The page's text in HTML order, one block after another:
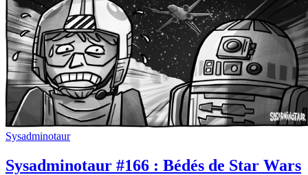
Sysadminotaur
Sysadminotaur #166 : Bédés de Star Wars